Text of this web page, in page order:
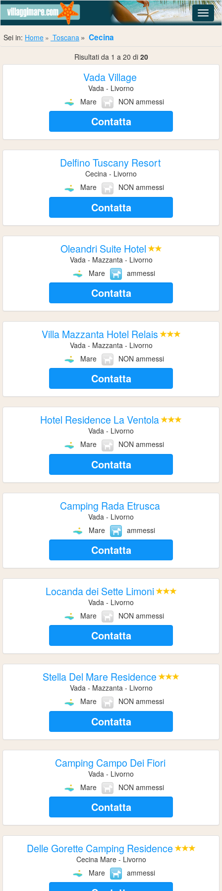
Sei in: Home Toscana Cecina
Risultati da 1 a 20 di 20
Vada Village
Vada - Livorno
Mare
NON ammessi
Contatta
Delfino Tuscany Resort
Cecina - Livorno
Mare
NON ammessi
Contatta
Oleandri Suite Hotel
Vada - Mazzanta - Livorno
Mare
ammessi
Contatta
Villa Mazzanta Hotel Relais
Vada - Mazzanta - Livorno
Mare
NON ammessi
Contatta
Hotel Residence La Ventola
Vada - Livorno
Mare
NON ammessi
Contatta
Camping Rada Etrusca
Vada - Livorno
Mare
ammessi
Contatta
Locanda dei Sette Limoni
Vada - Livorno
Mare
NON ammessi
Contatta
Stella Del Mare Residence
Vada - Mazzanta - Livorno
Mare
NON ammessi
Contatta
Camping Campo Dei Fiori
Vada - Livorno
Mare
NON ammessi
Contatta
Delle Gorette Camping Residence
Cecina Mare - Livorno
Mare
ammessi